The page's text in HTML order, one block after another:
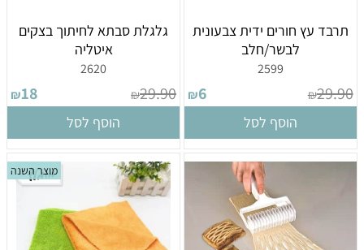
תרבד עץ חורים ידית צבעונית
לבשר/חלב
2599
₪29.90
₪6
הוסף לסל
גלגלת סבתא לחיתוך בצקים
איטליה
2620
₪29.90
₪18
הוסף לסל
מוצר השנה